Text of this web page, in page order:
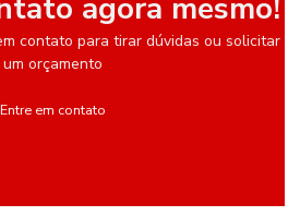
agora mesmo!
contato para tirar dúvidas ou solicitar
um orçamento
Entre em contato